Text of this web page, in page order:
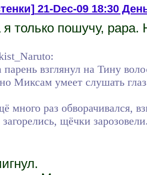
21-Dec-09 18:30
только пошучу,
парень взглянул на Тину
Миксам умеет слушать
много раз обворачивался,
загорелись, щёчки